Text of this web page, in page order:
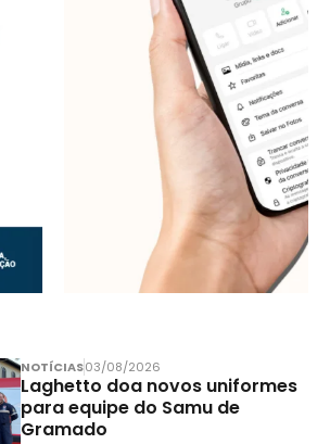
NOTÍCIAS03/08/2026
Laghetto doa novos uniformes
para equipe do Samu de
Gramado